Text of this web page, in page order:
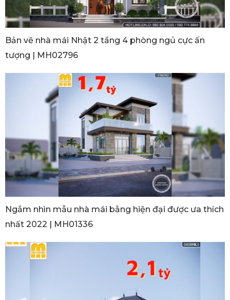
Bản vẽ nhà mái Nhật 2 tầng 4 phòng ngủ cực ấn
tượng | MH02796
Ngắm nhìn mẫu nhà mái bằng hiện đại được ưa thích
nhất 2022 | MH01336